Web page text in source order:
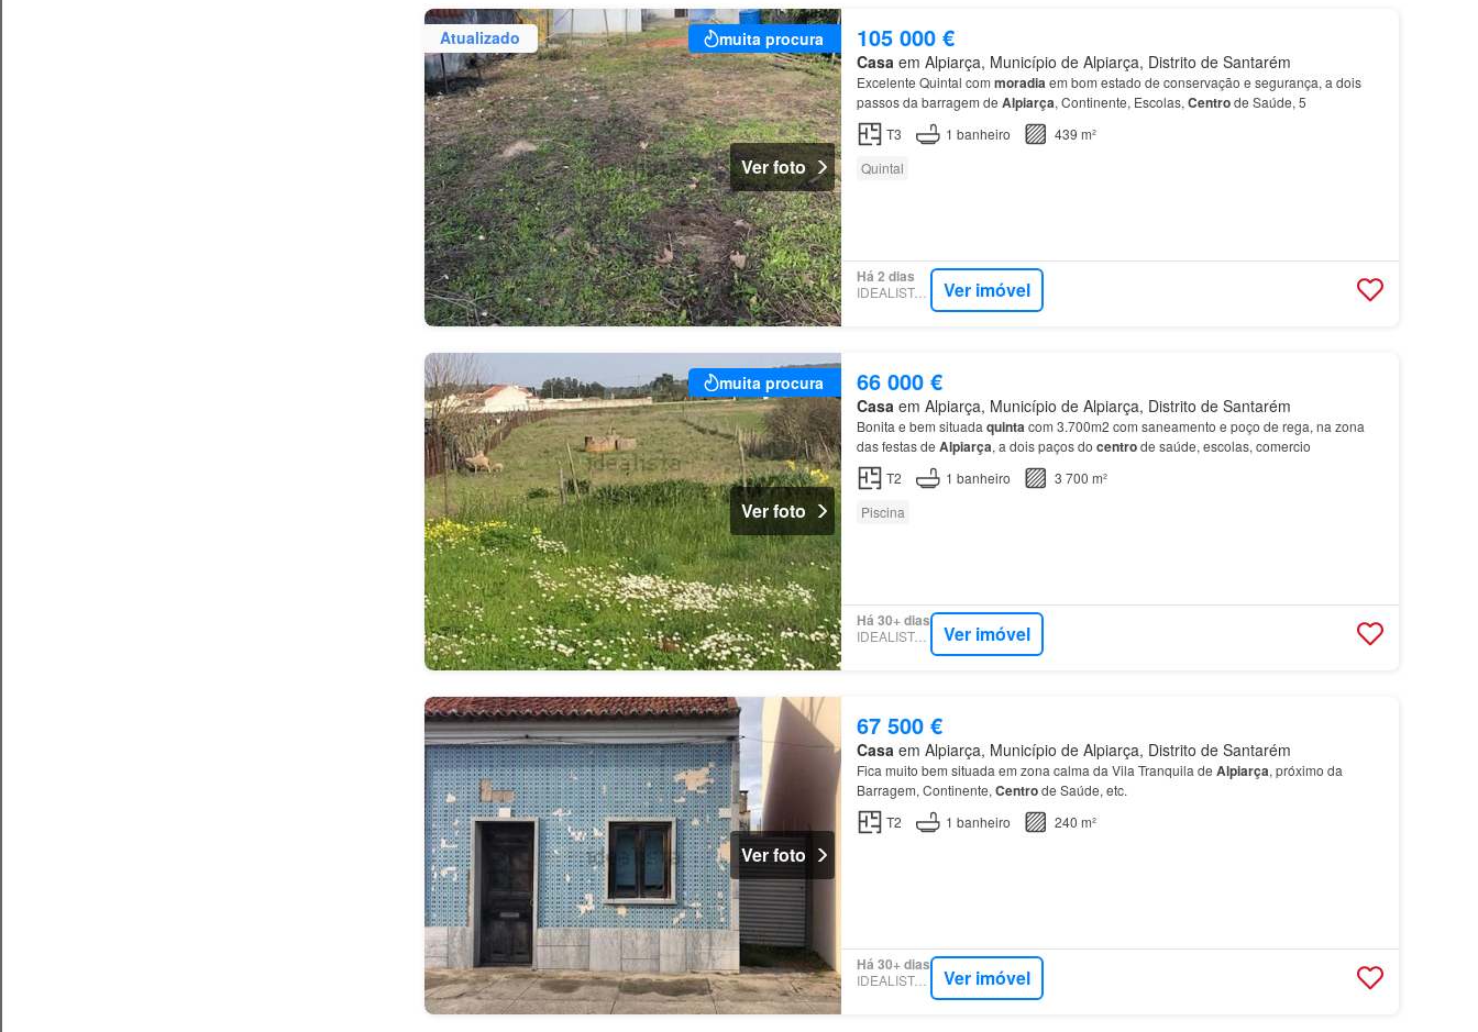
Atualizado muita procura
Ver foto
105 000 €
Casa em Alpiarça, Município de Alpiarça, Distrito de Santarém
Excelente Quintal com moradiaem bom estado de conservação e segurança, a dois
passos da barragem de Alpiarça, Continente, Escolas, Centrode Saúde, 5
T3
1 banheiro
439 m²
Quintal
Há 2 dias
IDEALISTA.PT Ver imóvel
muita procura
Ver foto
66 000 €
Casa em Alpiarça, Município de Alpiarça, Distrito de Santarém
Bonita e bem situada quintacom 3.700m2 com saneamento e poço de rega, na zona
das festas de Alpiarça, a dois paços do centrode saúde, escolas, comercio
T2
1 banheiro
3 700 m²
Piscina
Há 30+ dias
IDEALISTA.PT Ver imóvel
Ver foto
67 500 €
Casa em Alpiarça, Município de Alpiarça, Distrito de Santarém
Fica muito bem situada em zona calma da Vila Tranquila de Alpiarça, próximo da
Barragem, Continente, Centrode Saúde, etc.
T2
1 banheiro 240 m²
Há 30+ dias
IDEALISTA.PT Ver imóvel